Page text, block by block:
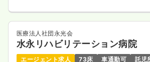
医療法人社団永光会
水永リハビリテーション病院
エージェント求人 73床 車通勤可 託児